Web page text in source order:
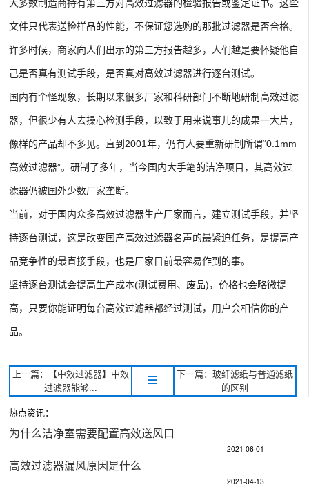
大多数制造商持有第三方对高效过滤器的检验报告或鉴定证书。这些
文件只代表送检样品的性能，不保证您选购的那批过滤器是否合格。
许多时候，商家向人们出示的第三方报告越多，人们越是要怀疑他自
己是否真有测试手段，是否真对高效过滤器进行逐台测试。
国内有个怪现象，长期以来很多厂家和科研部门不断地研制高效过滤
器，但很少有人去操心检测手段，以致于用来说事儿的成果一大片，
像样的产品却不多见。直到2001年，仍有人要重新研制所谓“0.1mm
高效过滤器”。研制了多年，当今国内大手笔的洁净项目，其高效过
滤器仍被国外少数厂家垄断。
当前，对于国内众多高效过滤器生产厂家而言，建立测试手段，并坚
持逐台测试，这是改变国产高效过滤器名声的最紧迫任务，是提高产
品竞争性的最直接手段，也是厂家目前最容易作到的事。
坚持逐台测试会提高生产成本(测试费用、废品)，价格也会略微提
高，只要你能证明每台高效过滤器都经过测试，用户会相信你的产
品。
上一篇：【中效过滤器】中效
过滤器能够...
下一篇：玻纤滤纸与普通滤纸
的区别
热点资讯：
为什么洁净室需要配置高效送风口
2021-06-01
高效过滤器漏风原因是什么
2021-04-13